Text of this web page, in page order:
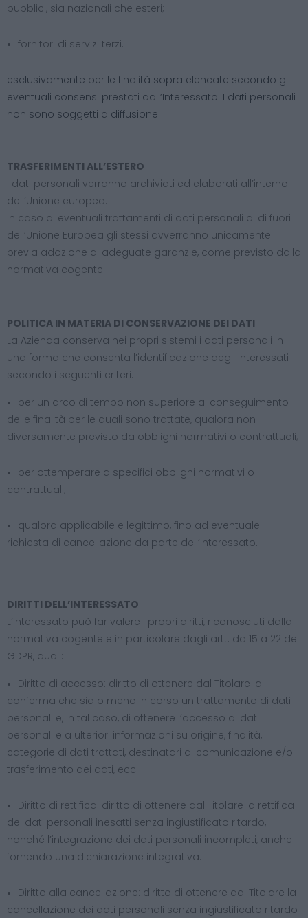
pubblici, sia nazionali che esteri;
fornitori di servizi terzi.
esclusivamente per le finalità sopra elencate secondo gli
eventuali consensi prestati dall’Interessato. I dati personali
non sono soggetti a diffusione.
TRASFERIMENTI ALL’ESTERO
I dati personali verranno archiviati ed elaborati all’interno
dell’Unione europea.
In caso di eventuali trattamenti di dati personali al di fuori
dell’Unione Europea gli stessi avverranno unicamente
previa adozione di adeguate garanzie, come previsto dalla
normativa cogente.
POLITICA IN MATERIA DI CONSERVAZIONE DEI DATI
La Azienda conserva nei propri sistemi i dati personali in
una forma che consenta l’identificazione degli interessati
secondo i seguenti criteri:
per un arco di tempo non superiore al conseguimento
delle finalità per le quali sono trattate, qualora non
diversamente previsto da obblighi normativi o contrattuali;
per ottemperare a specifici obblighi normativi o
contrattuali;
qualora applicabile e legittimo, fino ad eventuale
richiesta di cancellazione da parte dell’interessato.
DIRITTI DELL’INTERESSATO
L’Interessato può far valere i propri diritti, riconosciuti dalla
normativa cogente e in particolare dagli artt. da 15 a 22 del
GDPR, quali:
Diritto di accesso: diritto di ottenere dal Titolare la
conferma che sia o meno in corso un trattamento di dati
personali e, in tal caso, di ottenere l’accesso ai dati
personali e a ulteriori informazioni su origine, finalità,
categorie di dati trattati, destinatari di comunicazione e/o
trasferimento dei dati, ecc.
Diritto di rettifica: diritto di ottenere dal Titolare la rettifica
dei dati personali inesatti senza ingiustificato ritardo,
nonché l’integrazione dei dati personali incompleti, anche
fornendo una dichiarazione integrativa.
Diritto alla cancellazione: diritto di ottenere dal Titolare la
cancellazione dei dati personali senza ingiustificato ritardo